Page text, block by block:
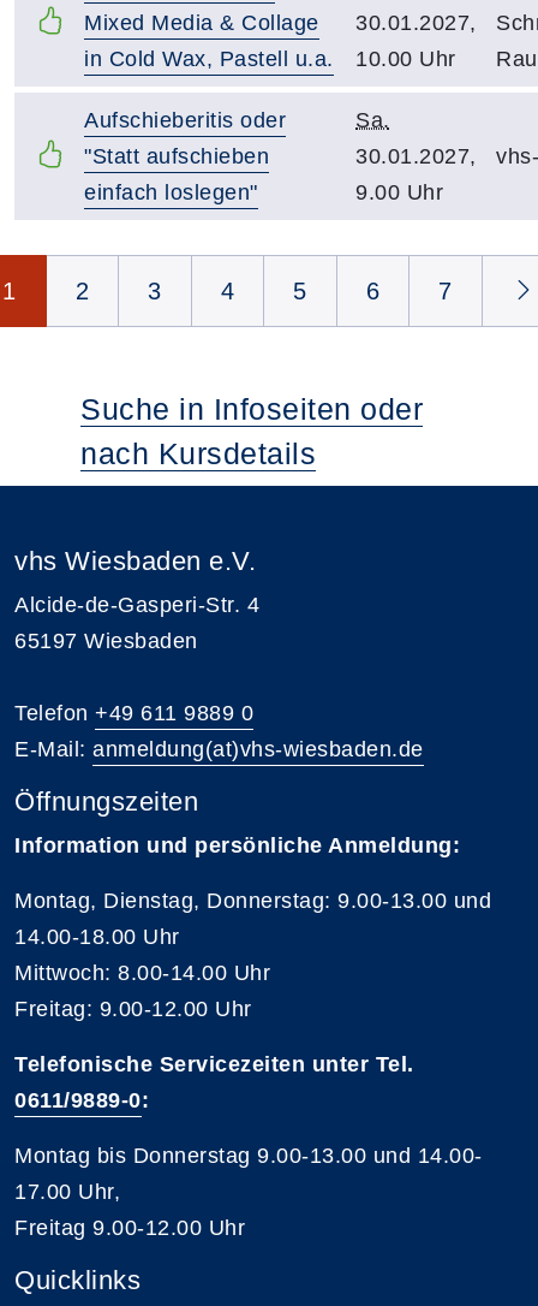
Mixed Media & Collage
in Cold Wax, Pastell u.a.
30.01.2027,
10.00 Uhr
Aufschieberitis oder
"Statt aufschieben
einfach loslegen"
Sa.
30.01.2027,
9.00 Uhr
1 2 3 4 5 6 7
Suche in Infoseiten oder
nach Kursdetails
vhs Wiesbaden e.V.
Alcide-de-Gasperi-Str. 4
65197 Wiesbaden
Telefon +49 611 9889 0
E-Mail: anmeldung(at)vhs-wiesbaden.de
Öffnungszeiten
Information und persönliche Anmeldung:
Montag, Dienstag, Donnerstag: 9.00-13.00 und
14.00-18.00 Uhr
Mittwoch: 8.00-14.00 Uhr
Freitag: 9.00-12.00 Uhr
Telefonische Servicezeiten unter Tel.
0611/9889-0:
Montag bis Donnerstag 9.00-13.00 und 14.00-
17.00 Uhr,
Freitag 9.00-12.00 Uhr
Quicklinks